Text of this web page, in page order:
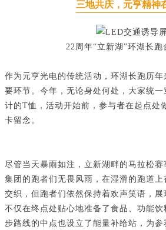
三地共庆，元亨精神
22周年“立新湖 ”环湖长跑
作为元亨光电的传统活动，环湖长跑历
要环节。今年，无论身处何处，大家统
计的T恤，活动开始前，参与者在起点处
卡留念。
尽管当天暴雨如注，立新湖畔的马拉松
集团的跑者们无畏风雨，在湿滑的跑道
交织，但跑者们依然保持着欢声笑语，展
不仅在终点处贴心地准备了食品、功能
步路线的中点也设立了能量补给站，为